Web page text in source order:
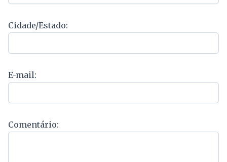
Cidade/Estado:
E-mail:
Comentário: